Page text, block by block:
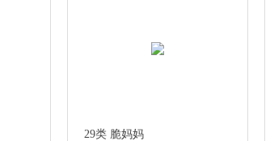
29类 脆妈妈